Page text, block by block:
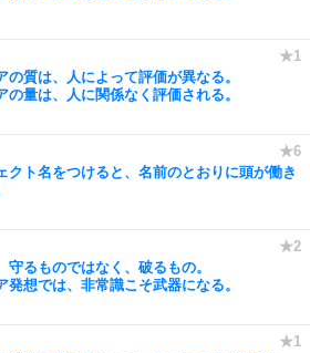
の質は、人によって評価が異なる。
の量は、人に関係なく評価される。
クト名をつけると、名前のとおりに頭が働き
守るものではなく、破るもの。
発想では、非常識こそ武器になる。